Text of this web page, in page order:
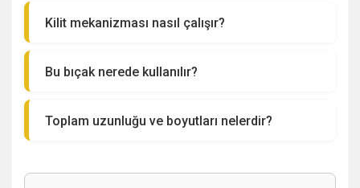
Kilit mekanizması nasıl çalışır?
Bu bıçak nerede kullanılır?
Toplam uzunluğu ve boyutları nelerdir?